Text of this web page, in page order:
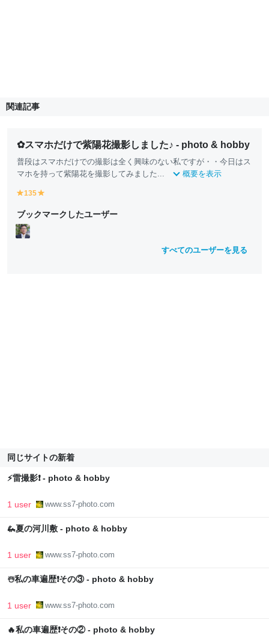
関連記事
✿スマホだけで紫陽花撮影しました♪ - photo & hobby
普段はスマホだけでの撮影は全く興味のない私ですが・・今日はス
マホを持って紫陽花を撮影してみました...
概要を表示
y
ll
o
w
135
ll
ブックマークしたユーザー
すべてのユーザーを見る
同じサイトの新着
⚡️雷撮影❗️ - photo & hobby
1 user www.ss7-photo.com
🦗夏の河川敷 - photo & hobby
1 user www.ss7-photo.com
☃️私の車遍歴❗️その③ - photo & hobby
1 user www.ss7-photo.com
🔥私の車遍歴❗️その② - photo & hobby